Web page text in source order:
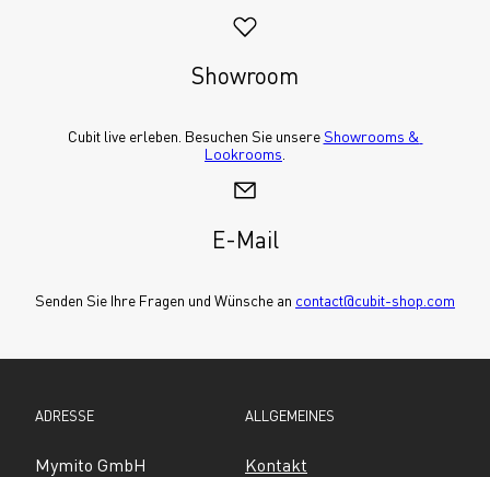
Showroom
Cubit live erleben. Besuchen Sie unsere Showrooms &
Lookrooms
E-Mail
Senden Sie Ihre Fragen und Wünsche an contact@cubit-shop.com
ADRESSE
Mymito GmbH
ALLGEMEINES
Kontakt